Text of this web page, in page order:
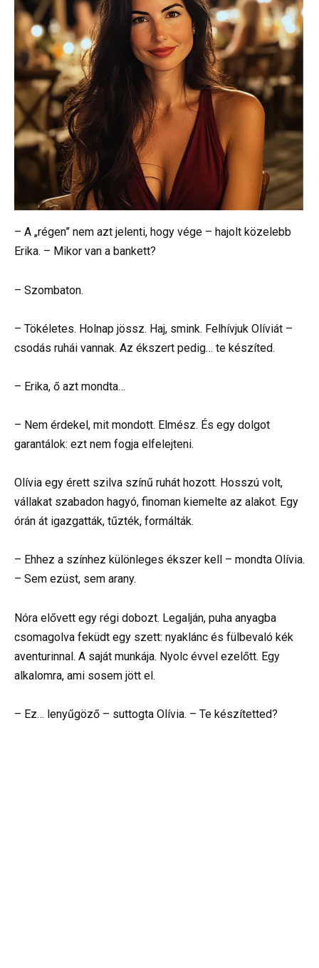
– A „régen” nem azt jelenti, hogy vége – hajolt közelebb
Erika. – Mikor van a bankett?
– Szombaton.
– Tökéletes. Holnap jössz. Haj, smink. Felhívjuk Olíviát –
csodás ruhái vannak. Az ékszert pedig… te készíted.
– Erika, ő azt mondta…
– Nem érdekel, mit mondott. Elmész. És egy dolgot
garantálok: ezt nem fogja elfelejteni.
Olívia egy érett szilva színű ruhát hozott. Hosszú volt,
vállakat szabadon hagyó, finoman kiemelte az alakot. Egy
órán át igazgatták, tűzték, formálták.
– Ehhez a színhez különleges ékszer kell – mondta Olívia.
– Sem ezüst, sem arany.
Nóra elővett egy régi dobozt. Legalján, puha anyagba
csomagolva feküdt egy szett: nyaklánc és fülbevaló kék
aventurinnal. A saját munkája. Nyolc évvel ezelőtt. Egy
alkalomra, ami sosem jött el.
– Ez… lenyűgöző – suttogta Olívia. – Te készítetted?